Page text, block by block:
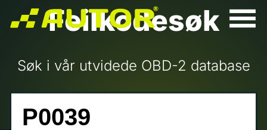
Feilkodesøk
Søk i vår utvidede OBD-2 database